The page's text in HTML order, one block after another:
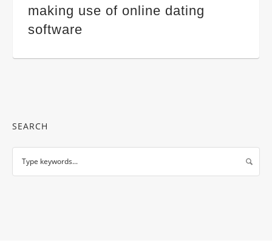
making use of online dating
software
SEARCH